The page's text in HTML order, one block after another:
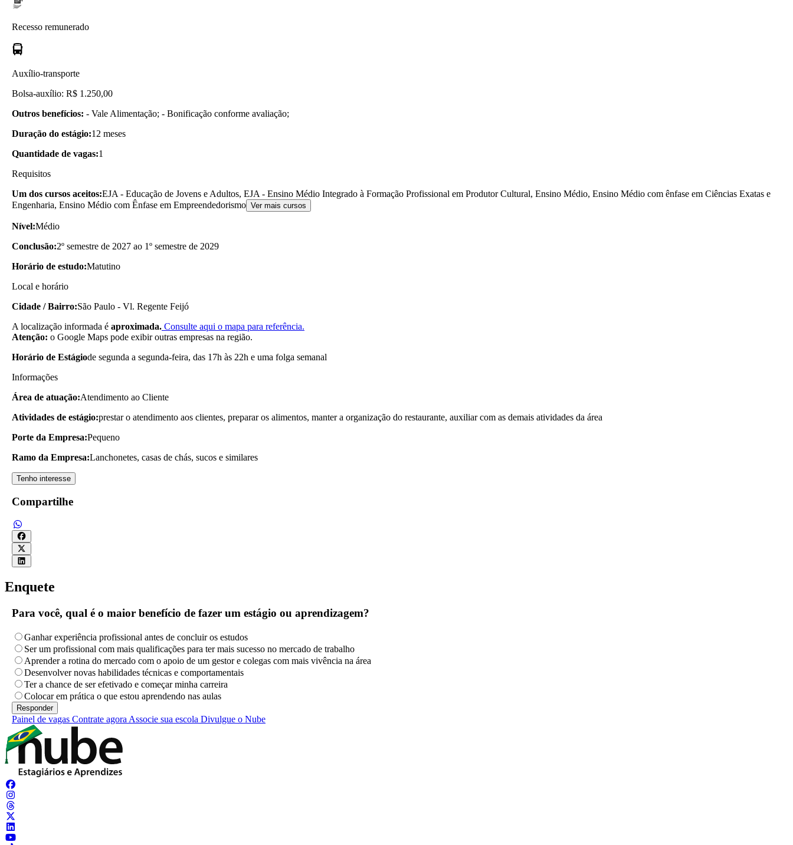
Recesso remunerado
Auxílio-transporte
Bolsa-auxílio: R$ 1.250,00
Outros benefícios: - Vale Alimentação; - Bonificação conforme avaliação;
Duração do estágio:12 meses
Quantidade de vagas:1
Requisitos
Um dos cursos aceitos:EJA - Educação de Jovens e Adultos, EJA - Ensino Médio Integrado à Formação Profissional em Produtor Cultural, Ensino Médio, Ensino Médio com ênfase em Ciências Exatas e
Engenharia, Ensino Médio com Ênfase em Empreendedorismo Ver mais cursos
Nível:Médio
Conclusão:2º semestre de 2027 ao 1º semestre de 2029
Horário de estudo:Matutino
Local e horário
Cidade / Bairro:São Paulo - Vl. Regente Feijó
A localização informada é aproximada. Consulte aqui o mapa para referência.
Atenção: o Google Maps pode exibir outras empresas na região.
Horário de Estágiode segunda a segunda-feira, das 17h às 22h e uma folga semanal
Informações
Área de atuação:Atendimento ao Cliente
Atividades de estágio:prestar o atendimento aos clientes, preparar os alimentos, manter a organização do restaurante, auxiliar com as demais atividades da área
Porte da Empresa:Pequeno
Ramo da Empresa:Lanchonetes, casas de chás, sucos e similares
Tenho interesse
Compartilhe
Enquete
Para você, qual é o maior benefício de fazer um estágio ou aprendizagem?
Ganhar experiência profissional antes de concluir os estudos
Ser um profissional com mais qualificações para ter mais sucesso no mercado de trabalho
Aprender a rotina do mercado com o apoio de um gestor e colegas com mais vivência na área
Desenvolver novas habilidades técnicas e comportamentais
Ter a chance de ser efetivado e começar minha carreira
Colocar em prática o que estou aprendendo nas aulas
Painel de vagas Contrate agora Associe sua escola Divulgue o Nube